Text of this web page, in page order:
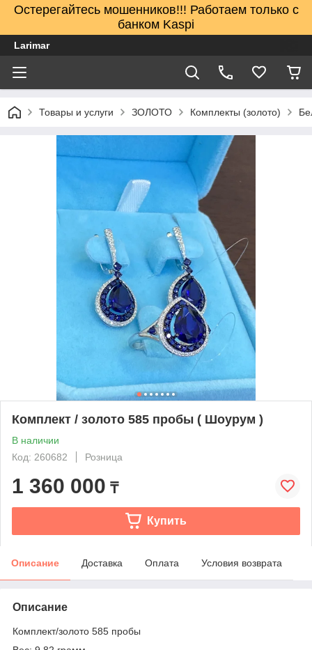
Остерегайтесь мошенников!!! Работаем только с
банком Kaspi
Larimar
Товары и услуги ЗОЛОТО Комплекты (золото)
Комплект / золото 585 пробы ( Шоурум )
В наличии
Код: 260682
Розница
1 360 000 ₸
Купить
Описание Доставка Оплата Условия возврата
Описание
Комплект/золото 585 пробы